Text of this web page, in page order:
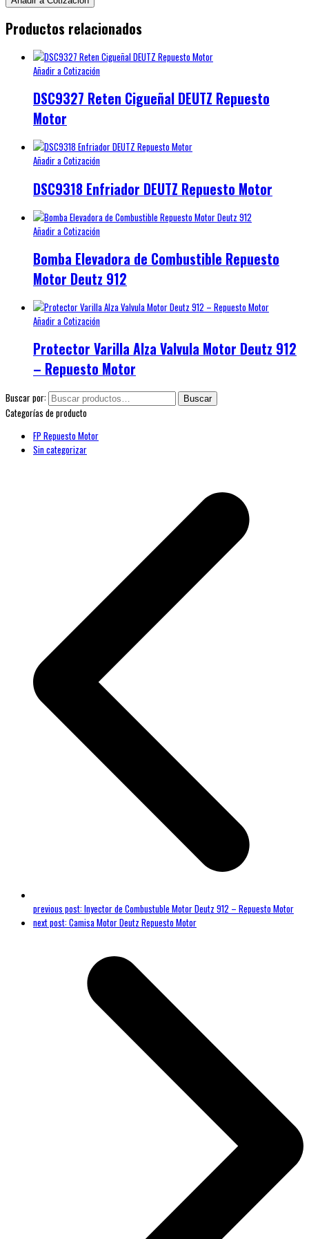
Productos relacionados
Añadir a Cotización
DSC9327 Reten Cigueñal DEUTZ Repuesto
Motor
Añadir a Cotización
DSC9318 Enfriador DEUTZ Repuesto Motor
Añadir a Cotización
Bomba Elevadora de Combustible Repuesto
Motor Deutz 912
Añadir a Cotización
Protector Varilla Alza Valvula Motor Deutz 912
– Repuesto Motor
Buscar por: Buscar
Categorías de producto
FP Repuesto Motor
Sin categorizar
previous post:Inyector de Combustuble Motor Deutz 912 – Repuesto Motor
next post:Camisa Motor Deutz Repuesto Motor